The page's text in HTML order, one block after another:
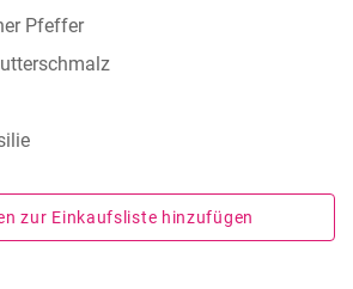
Pfeffer
zur Einkaufsliste hinzufügen